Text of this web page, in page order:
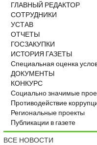
ГЛАВНЫЙ РЕДАКТОР
СОТРУДНИКИ
УСТАВ
ОТЧЕТЫ
ГОСЗАКУПКИ
ИСТОРИЯ ГАЗЕТЫ
Специальная оценка
ДОКУМЕНТЫ
КОНКУРС
Социально значимые
Противодействие
Региональные проекты
Публикации в газете
ВСЕ НОВОСТИ